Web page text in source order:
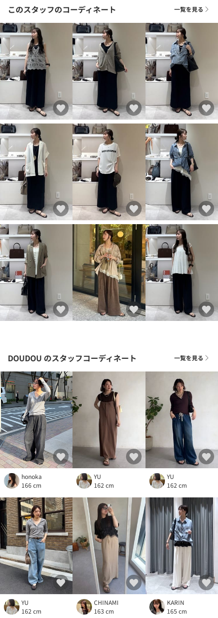
このスタッフのコーディネート 一覧を見る
DOUDOU のスタッフコーディネート 一覧を見る
honoka
166 cm
YU
162 cm
YU
162 cm
YU
162 cm
CHINAMI
163 cm
KARIN
165 cm